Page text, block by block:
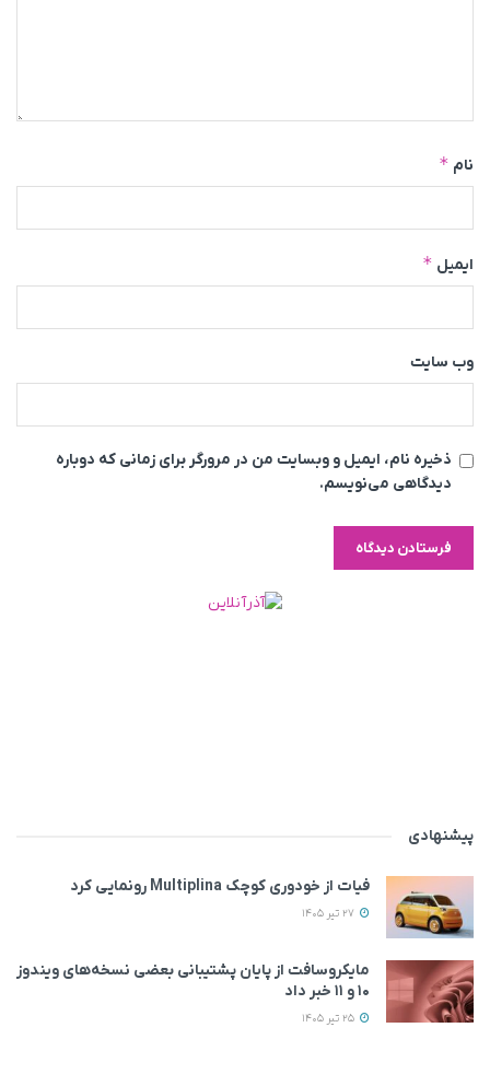
نام *
ایمیل *
وب‌ سایت
ذخیره نام، ایمیل و وبسایت من در مرورگر برای زمانی که دوباره
دیدگاهی می‌نویسم.
پیشنهادی
فیات از خودوری کوچک Multiplina رونمایی کرد
مایکروسافت از پایان پشتیبانی بعضی نسخه‌های ویندوز
۱۰ و ۱۱ خبر داد